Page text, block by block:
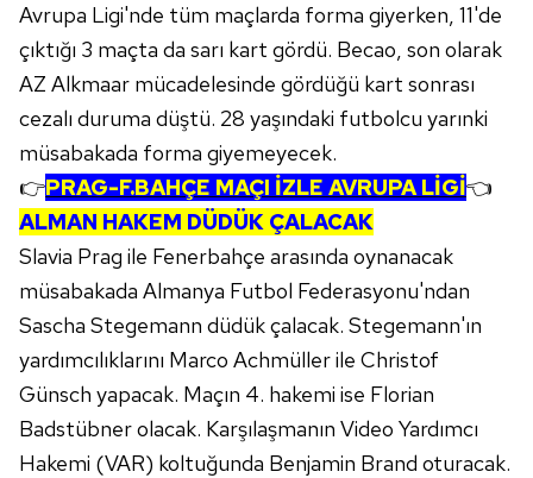
Avrupa Ligi'nde tüm maçlarda forma giyerken, 11'de
çıktığı 3 maçta da sarı kart gördü. Becao, son olarak
AZ Alkmaar mücadelesinde gördüğü kart sonrası
cezalı duruma düştü. 28 yaşındaki futbolcu yarınki
müsabakada forma giyemeyecek.
👉PRAG-F.BAHÇE MAÇI İZLE AVRUPA LİGİ👈
ALMAN HAKEM DÜDÜK ÇALACAK
Slavia Prag ile Fenerbahçe arasında oynanacak
müsabakada Almanya Futbol Federasyonu'ndan
Sascha Stegemann düdük çalacak. Stegemann'ın
yardımcılıklarını Marco Achmüller ile Christof
Günsch yapacak. Maçın 4. hakemi ise Florian
Badstübner olacak. Karşılaşmanın Video Yardımcı
Hakemi (VAR) koltuğunda Benjamin Brand oturacak.